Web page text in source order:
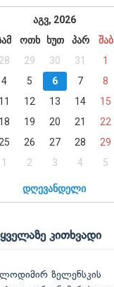
აგვ, 2026
ოთხ ხუთ პარ შაბ
28 29 30 31 1
4 5 6 7 8
11 12 13 14 15
18 19 20 21 22
25 26 27 28 29
1 2 3 4 5
დღევანდელი
კითხვადი
ზელენსკის